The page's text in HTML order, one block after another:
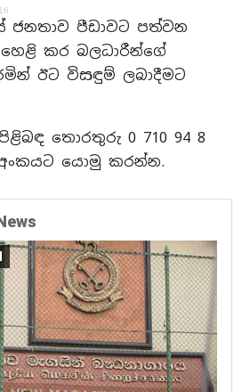
ජනතාව පීඩාවට පත්වන
කර බලධාරීන්ගේ
ඊට විසඳුම් ලබාදීමට
තොරතුරු 0 710 94 8
යොමු කරන්න.